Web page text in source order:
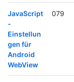
JavaScript
-
Einstellun
gen für
Android
WebView
079